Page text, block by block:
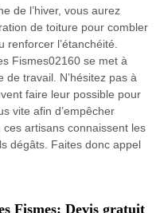
de l’hiver, vous aurez
de toiture pour combler
renforcer l’étanchéité.
Fismes02160 se met à
travail. N’hésitez pas à
faire leur possible pour
vite afin d’empêcher
ces artisans connaissent les
dégâts. Faites donc appel
Fismes: Devis gratuit